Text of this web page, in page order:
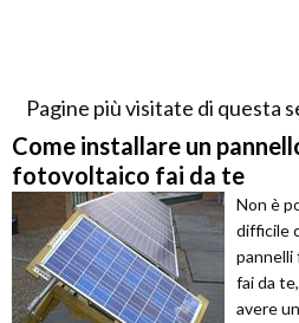
Pagine più visitate di questa
Come installare un
fotovoltaico fai da te
Non è
difficile
fai da
avere